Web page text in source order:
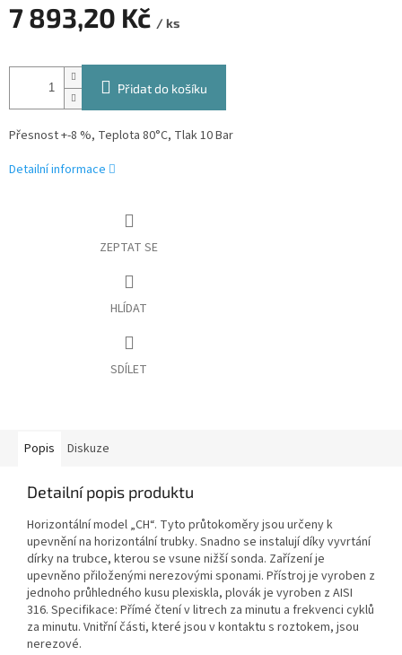
7 893,20 Kč / ks
cena:
Přidat do košíku
Přesnost +-8 %, Teplota 80°C, Tlak 10 Bar
Detailní informace
ZEPTAT SE
HLÍDAT
SDÍLET
Popis Diskuze
Detailní popis produktu
Horizontální model „CH“. Tyto průtokoměry jsou určeny k
upevnění na horizontální trubky. Snadno se instalují díky vyvrtání
dírky na trubce, kterou se vsune nižší sonda. Zařízení je
upevněno přiloženými nerezovými sponami. Přístroj je vyroben z
jednoho průhledného kusu plexiskla, plovák je vyroben z AISI
316. Specifikace: Přímé čtení v litrech za minutu a frekvenci cyklů
za minutu. Vnitřní části, které jsou v kontaktu s roztokem, jsou
nerezové.